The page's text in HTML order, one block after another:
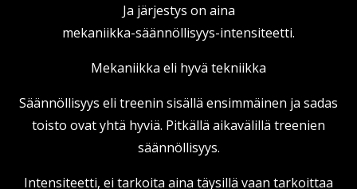
Ja järjestys on aina
mekaniikka-säännöllisyys-intensiteetti.
Mekaniikka eli hyvä tekniikka
Säännöllisyys eli treenin sisällä ensimmäinen ja sadas
toisto ovat yhtä hyviä. Pitkällä aikavälillä treenien
säännöllisyys.
Intensiteetti, ei tarkoita aina täysillä vaan tarkoittaa